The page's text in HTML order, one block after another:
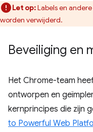
Let op:Labels en
worden verwijderd.
Beveiliging en
Het Chrome-team
ontworpen en
kernprincipes die zijn
to Powerful Web